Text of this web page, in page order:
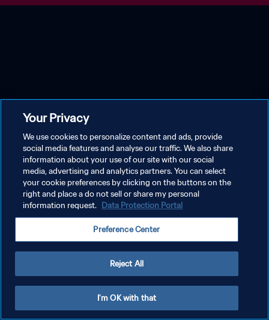
Your Privacy
We use cookies to personalize content and ads, provide
social media features and analyse our traffic. We also share
information about your use of our site with our social
media, advertising and analytics partners. You can select
your cookie preferences by clicking on the buttons on the
right and place a do not sell or share my personal
information request. Data Protection Portal
Preference Center
Reject All
I'm OK with that